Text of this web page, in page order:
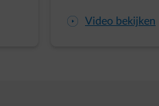
arrow-play-fwd Video bekijken